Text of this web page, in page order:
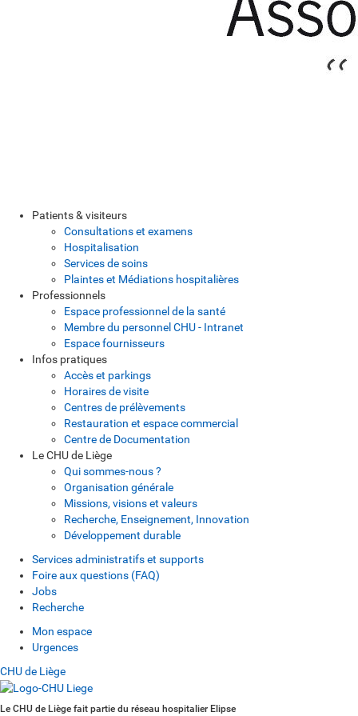
Patients & visiteurs
Consultations et examens
Hospitalisation
Services de soins
Plaintes et Médiations hospitalières
Professionnels
Espace professionnel de la santé
Membre du personnel CHU - Intranet
Espace fournisseurs
Infos pratiques
Accès et parkings
Horaires de visite
Centres de prélèvements
Restauration et espace commercial
Centre de Documentation
Le CHU de Liège
Qui sommes-nous ?
Organisation générale
Missions, visions et valeurs
Recherche, Enseignement, Innovation
Développement durable
Services administratifs et supports
Foire aux questions (FAQ)
Jobs
Recherche
Mon espace
Urgences
CHU de Liège
Le CHU de Liège fait partie du réseau hospitalier Elipse